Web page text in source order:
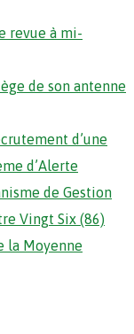
revue à mi-
de son antenne
d’une
d’Alerte
de Gestion
Vingt Six (86)
la Moyenne